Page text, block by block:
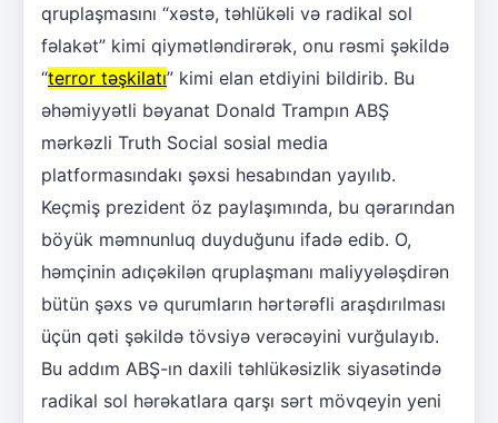
qruplaşmasını “xəstə, təhlükəli və radikal sol
fəlakət” kimi qiymətləndirərək, onu rəsmi şəkildə
“terror təşkilatı” kimi elan etdiyini bildirib. Bu
əhəmiyyətli bəyanat Donald Trampın ABŞ
mərkəzli Truth Social sosial media
platformasındakı şəxsi hesabından yayılıb.
Keçmiş prezident öz paylaşımında, bu qərarından
böyük məmnunluq duyduğunu ifadə edib. O,
həmçinin adıçəkilən qruplaşmanı maliyyələşdirən
bütün şəxs və qurumların hərtərəfli araşdırılması
üçün qəti şəkildə tövsiyə verəcəyini vurğulayıb.
Bu addım ABŞ-ın daxili təhlükəsizlik siyasətində
radikal sol hərəkatlara qarşı sərt mövqeyin yeni